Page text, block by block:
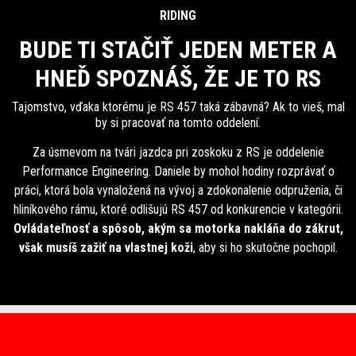
RIDING
BUDE TI STAČIŤ JEDEN METER A
HNEĎ SPOZNÁŠ, ŽE JE TO RS
Tajomstvo, vďaka ktorému je RS 457 taká zábavná? Ak to vieš, mal
by si pracovať na tomto oddelení.
Za úsmevom na tvári jazdca pri zoskoku z RS je oddelenie
Performance Engineering. Daniele by mohol hodiny rozprávať o
práci, ktorá bola vynaložená na vývoj a zdokonalenie odpruženia, či
hliníkového rámu, ktoré odlišujú RS 457 od konkurencie v kategórii.
Ovládateľnosť a spôsob, akým sa motorka nakláňa do zákrut,
však musíš zažiť na vlastnej koži, aby si ho skutočne pochopil.